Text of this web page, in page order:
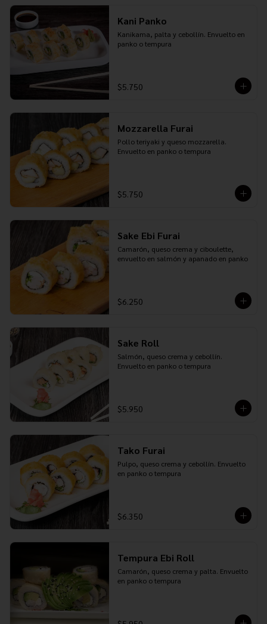
Kani Panko
Kanikama, palta y cebollín. Envuelto en
panko o tempura
$5.750
Mozzarella Furai
Pollo teriyaki y queso mozzarella.
Envuelto en panko o tempura
$5.750
Sake Ebi Furai
Camarón, queso crema y ciboulette,
envuelto en salmón y apanado en panko
$6.250
Sake Roll
Salmón, queso crema y cebollín.
Envuelto en panko o tempura
$5.950
Tako Furai
Pulpo, queso crema y cebollín. Envuelto
en panko o tempura
$6.350
Tempura Ebi Roll
Camarón, queso crema y palta. Envuelto
en panko o tempura